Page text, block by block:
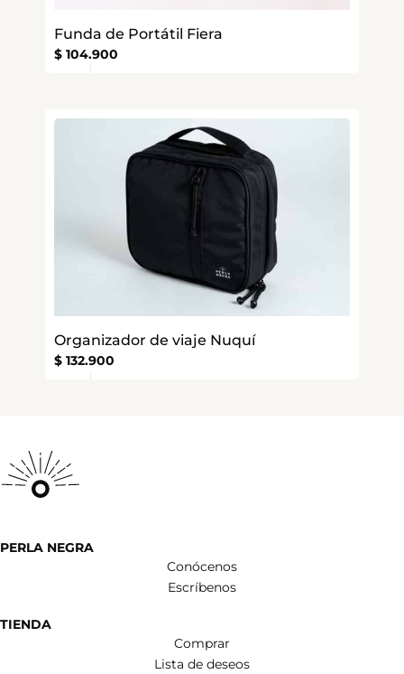
Funda de Portátil Fiera
$ 104.900
Organizador de viaje Nuquí
$ 132.900
PERLA NEGRA
Conócenos
Escríbenos
TIENDA
Comprar
Lista de deseos